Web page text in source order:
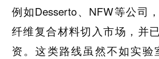
例如Desserto、NFW等公司
纤维复合材料切入市场，并
资。这类路线虽然不如实验